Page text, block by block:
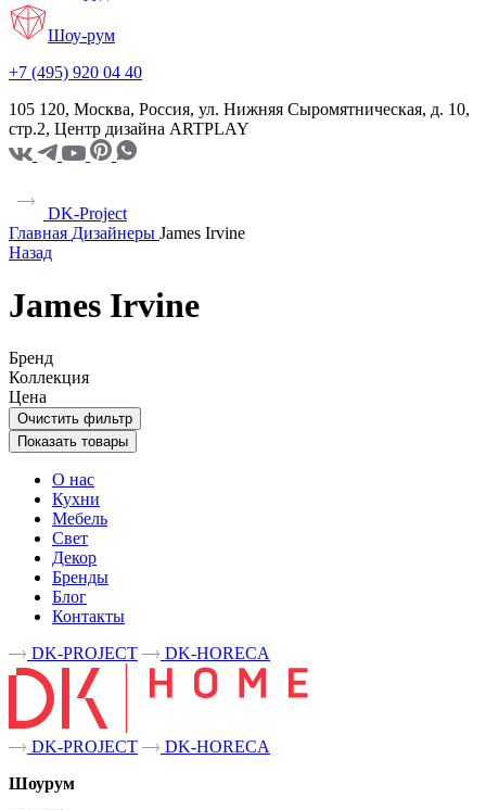
Шоу-рум
+7 (495) 920 04 40
105 120, Москва, Россия, ул. Нижняя Сыромятническая, д. 10,
стр.2, Центр дизайна ARTPLAY
DK-Project
Главная Дизайнеры James Irvine
Назад
James Irvine
Бренд
Коллекция
Цена
Очистить фильтр
Показать товары
О нас
Кухни
Мебель
Свет
Декор
Бренды
Блог
Контакты
DK-PROJECT
DK-HORECA
DK-PROJECT
DK-HORECA
Шоурум